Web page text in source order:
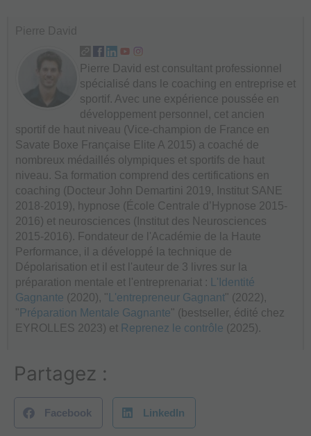
Pierre David est consultant professionnel
spécialisé dans le coaching en entreprise et
sportif. Avec une expérience poussée en
développement personnel, cet ancien
sportif de haut niveau (Vice-champion de France en
Savate Boxe Française Elite A 2015) a coaché de
nombreux médaillés olympiques et sportifs de haut
niveau. Sa formation comprend des certifications en
coaching (Docteur John Demartini 2019, Institut SANE
2018-2019), hypnose (École Centrale d’Hypnose 2015-
2016) et neurosciences (Institut des Neurosciences
2015-2016). Fondateur de l'Académie de la Haute
Performance, il a développé la technique de
Dépolarisation et il est l'auteur de 3 livres sur la
préparation mentale et l'entreprenariat :
L'Identité
Gagnante (2020), " L'entrepreneur Gagnant" (2022),
" Préparation Mentale Gagnante" (bestseller, édité chez
EYROLLES 2023) et Reprenez le contrôle (2025).
Partagez :
Facebook LinkedIn